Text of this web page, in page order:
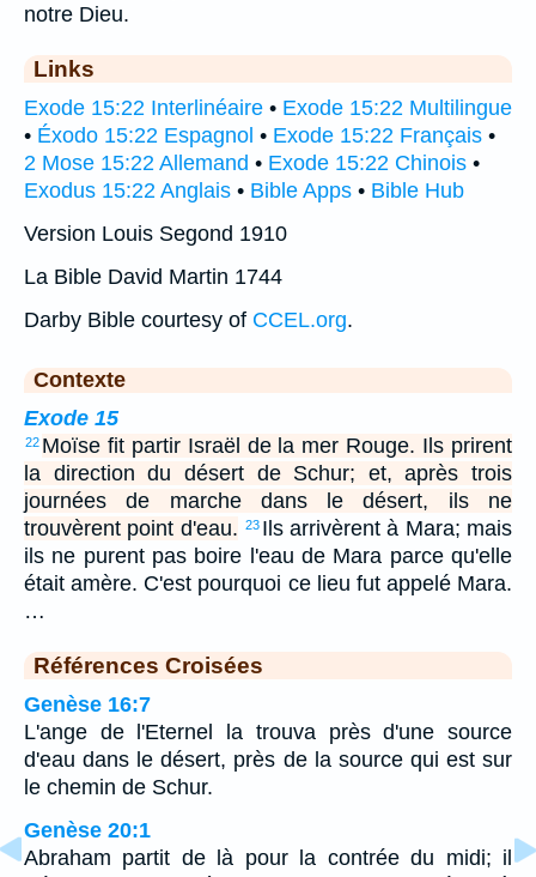
notre Dieu.
Links
Exode 15:22 Interlinéaire • Exode 15:22 Multilingue
• Éxodo 15:22 Espagnol • Exode 15:22 Français •
2 Mose 15:22 Allemand • Exode 15:22 Chinois •
Exodus 15:22 Anglais • Bible Apps • Bible Hub
Version Louis Segond 1910
La Bible David Martin 1744
Darby Bible courtesy of CCEL.org.
Contexte
Exode 15
22 Moïse fit partir Israël de la mer Rouge. Ils prirent
la direction du désert de Schur; et, après trois
journées de marche dans le désert, ils ne
trouvèrent point d'eau. 23 Ils arrivèrent à Mara; mais
ils ne purent pas boire l'eau de Mara parce qu'elle
était amère. C'est pourquoi ce lieu fut appelé Mara.
…
Références Croisées
Genèse 16:7
L'ange de l'Eternel la trouva près d'une source
d'eau dans le désert, près de la source qui est sur
le chemin de Schur.
Genèse 20:1
Abraham partit de là pour la contrée du midi; il